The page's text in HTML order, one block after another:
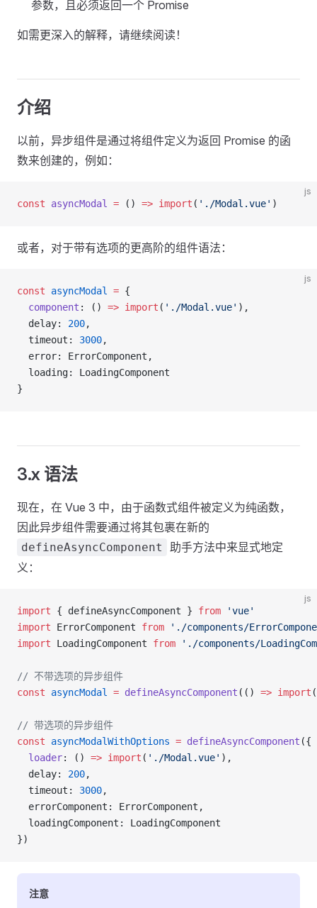
参数，且必须返回一个 Promise
如需更深入的解释，请继续阅读！
介绍
以前，异步组件是通过将组件定义为返回 Promise 的函
数来创建的，例如：
js
const asyncModal = () => import ( './Modal.vue' )
或者，对于带有选项的更高阶的组件语法：
js
const asyncModal = {
  component
: () => import ( './Modal.vue' ),
  delay:
200,
  timeout:
3000,
  error: ErrorComponent,
  loading: LoadingComponent
}
3.x 语法
现在，在 Vue 3 中，由于函数式组件被定义为纯函数，
因此异步组件需要通过将其包裹在新的
defineAsyncComponent
助手方法中来显式地定
义：
js
import { defineAsyncComponent } from 'vue'
import ErrorComponent from './components/
import LoadingComponent from './components/
// 不带选项的异步组件
const asyncModal = defineAsyncComponent (() => import (
// 带选项的异步组件
const asyncModalWithOptions = defineAsyncComponent ({
  loader
: () => import ( './Modal.vue' ),
  delay:
200,
  timeout:
3000,
  errorComponent: ErrorComponent,
  loadingComponent: LoadingComponent
})
注意